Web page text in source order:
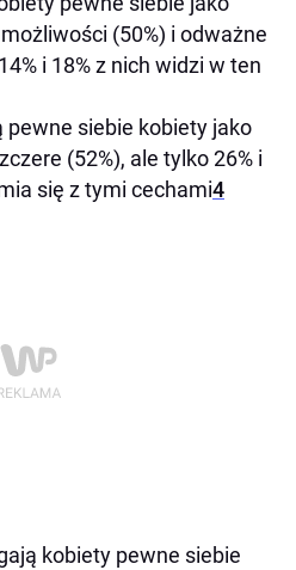
(50%) i odważne
i 18% z nich widzi w ten
pewne siebie kobiety jako
(52%), ale tylko 26% i
się z tymi cechami4
kobiety pewne siebie